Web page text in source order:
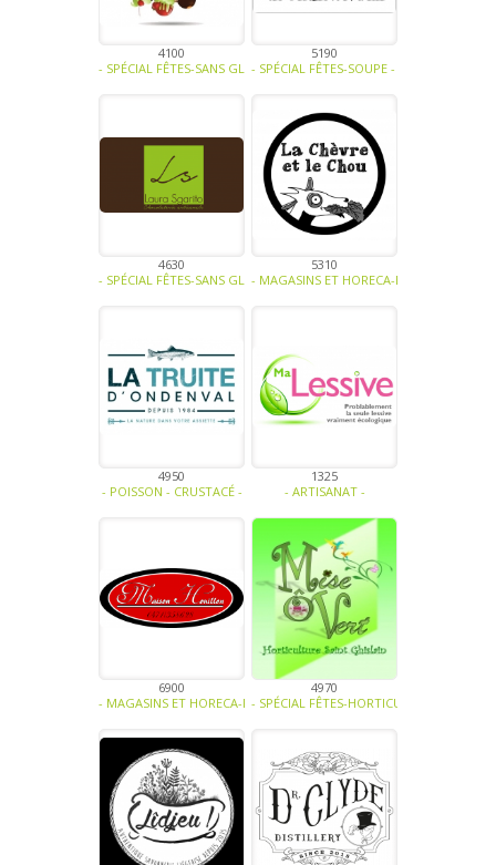
4100
- SPÉCIAL FÊTES-SANS GLUTEN, SANS LACTOSE, SANS SUCRE,
5190
- SPÉCIAL FÊTES-SOUPE - TRAITEUR -
4630
- SPÉCIAL FÊTES-SANS GLUTEN, SANS LACTOSE, SANS SUCRE,
5310
- MAGASINS ET HORECA-BIO-FRUITS-
4950
- POISSON - CRUSTACÉ -
1325
- ARTISANAT -
6900
- MAGASINS ET HORECA-FRUITS-LÉGUMES-PLANTE AROMATIQUE -
4970
- SPÉCIAL FÊTES-HORTICULTURE-